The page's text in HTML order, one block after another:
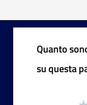
Quanto
su questa